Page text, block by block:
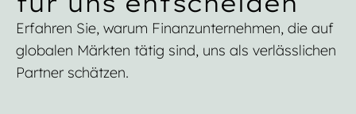
Erfahren Sie, warum Finanzunternehmen, die auf
globalen Märkten tätig sind, uns als verlässlichen
Partner schätzen.